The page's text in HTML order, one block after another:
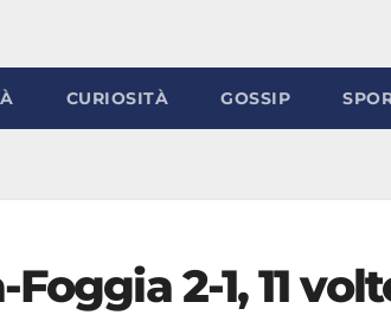
CURIOSITÀ GOSSIP
2-1, 11